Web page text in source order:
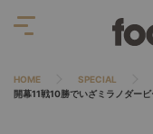
HOME
SPECIAL
開幕11戦10勝でいざミラノダー